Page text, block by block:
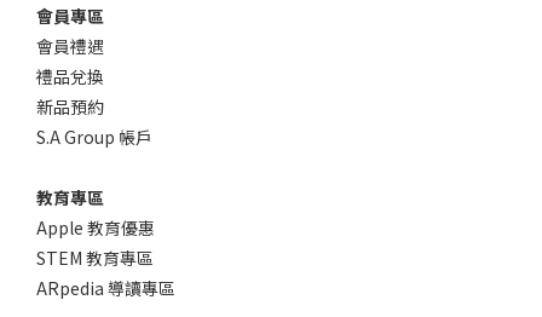
會員專區
會員禮遇
禮品兌換
新品預約
S.A Group 帳戶
教育專區
Apple 教育優惠
STEM 教育專區
ARpedia 導讀專區